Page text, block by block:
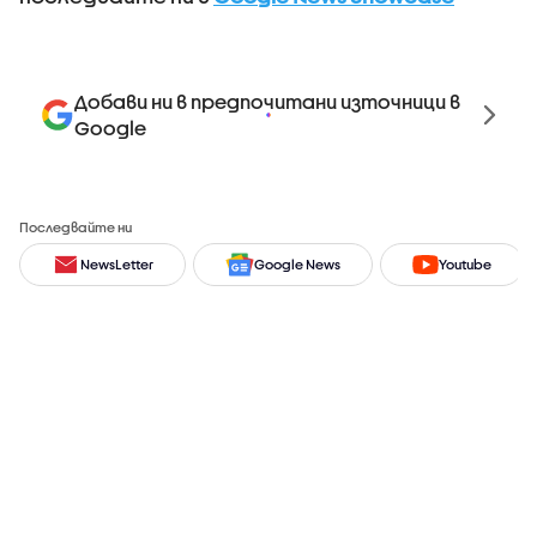
Добави ни в предпочитани източници в
Google
Последвайте ни
NewsLetter Google News Youtube